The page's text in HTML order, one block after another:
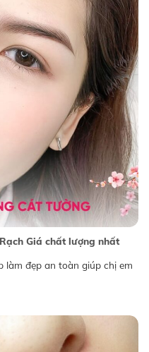
Giá chất lượng nhất
làm đẹp an toàn giúp chị em